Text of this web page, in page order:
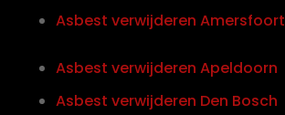
Asbest verwijderen Amersfoort
Asbest verwijderen Apeldoorn
Asbest verwijderen Den Bosch